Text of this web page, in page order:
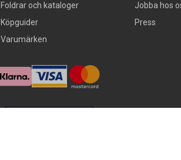
Foldrar och kataloger
Köpguider
Varumärken
Jobba hos
Press